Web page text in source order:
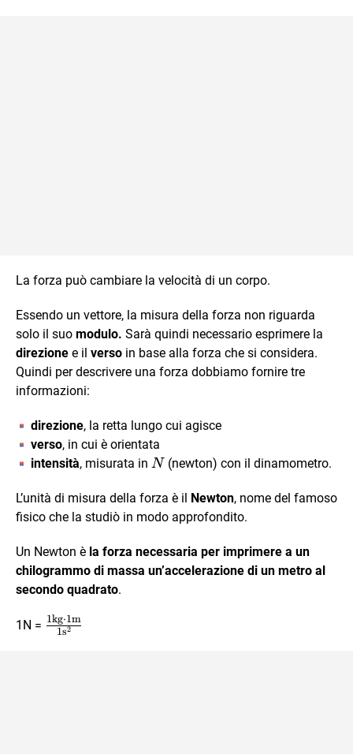
La forza può cambiare la velocità di un corpo.
Essendo un vettore, la misura della forza non riguarda
solo il suo modulo. Sarà quindi necessario esprimere la
direzione e il verso in base alla forza che si considera.
Quindi per descrivere una forza dobbiamo fornire tre
informazioni:
direzione, la retta lungo cui agisce
verso, in cui è orientata
intensità, misurata in N
N (newton) con il dinamometro.
L’unità di misura della forza è il Newton, nome del famoso
fisico che la studiò in modo approfondito.
Un Newton è la forza necessaria per imprimere a un
chilogrammo di massa un’accelerazione di un metro al
secondo quadrato.
1N = \frac{1\text{kg}\cdot
1s2
1kg⋅1m